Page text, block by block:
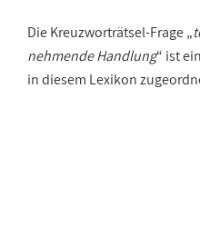
Die Kreuzworträtsel-Frage „
nehmende Handlung“ ist
in diesem Lexikon